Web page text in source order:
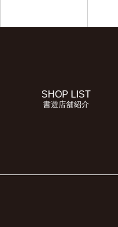
SHOP LIST
書遊店舗紹介